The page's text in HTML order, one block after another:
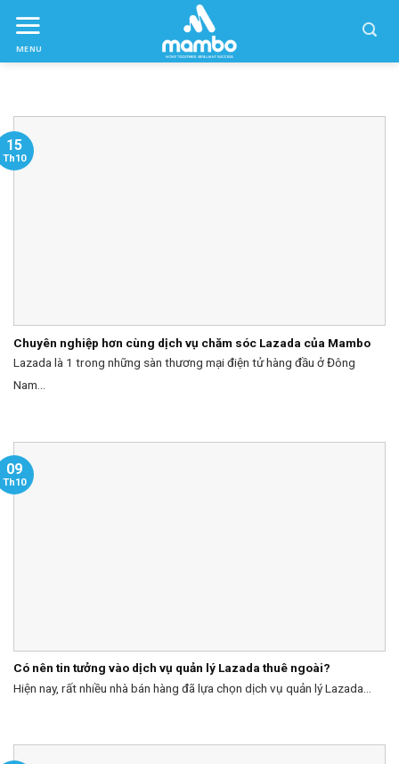
ctent
MENU
Chuyên nghiệp hơn cùng dịch vụ chăm sóc Lazada của Mambo
Lazada là 1 trong những sàn thương mại điện tử hàng đầu ở Đông
Nam...
15
Th10
Có nên tin tưởng vào dịch vụ quản lý Lazada thuê ngoài?
Hiện nay, rất nhiều nhà bán hàng đã lựa chọn dịch vụ quản lý Lazada...
09
Th10